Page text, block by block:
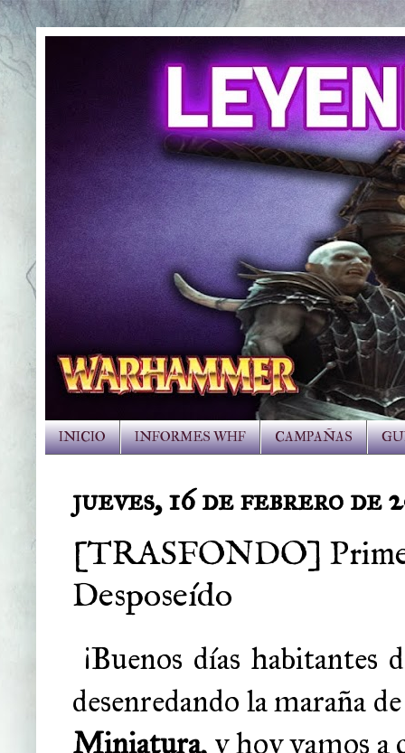
INICIO INFORMES WHF CAMPAÑAS
jueves, 16 de febrero de
[TRASFONDO]
Desposeído
¡Buenos días
desenredando la maraña
Miniatura, y hoy vamos a